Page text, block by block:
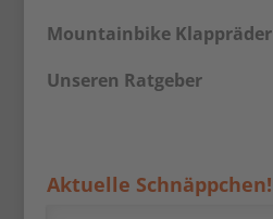
Mountainbike Klappräder
Unseren Ratgeber
Aktuelle Schnäppchen!